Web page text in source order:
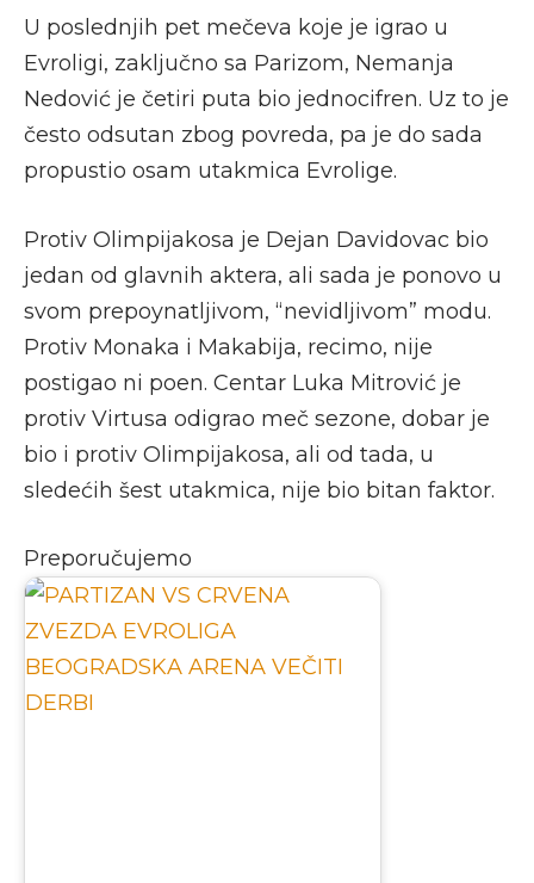
U poslednjih pet mečeva koje je igrao u
Evroligi, zaključno sa Parizom, Nemanja
Nedović je četiri puta bio jednocifren. Uz to je
često odsutan zbog povreda, pa je do sada
propustio osam utakmica Evrolige.
Protiv Olimpijakosa je Dejan Davidovac bio
jedan od glavnih aktera, ali sada je ponovo u
svom prepoynatljivom, “nevidljivom” modu.
Protiv Monaka i Makabija, recimo, nije
postigao ni poen. Centar Luka Mitrović je
protiv Virtusa odigrao meč sezone, dobar je
bio i protiv Olimpijakosa, ali od tada, u
sledećih šest utakmica, nije bio bitan faktor.
Preporučujemo